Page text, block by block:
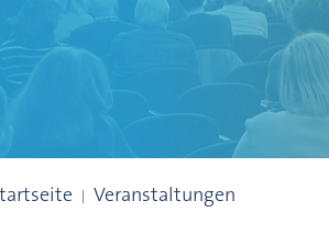
Veranstaltungen